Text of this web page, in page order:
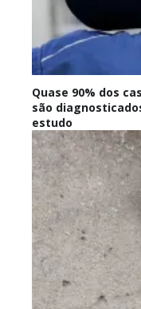
Quase 90% dos
são
estudo